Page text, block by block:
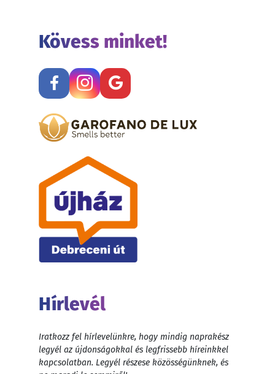
Kövess minket!
Hírlevél
Iratkozz fel hírlevelünkre, hogy mindig naprakész
legyél az újdonságokkal és legfrissebb híreinkkel
kapcsolatban. Legyél részese közösségünknek, és